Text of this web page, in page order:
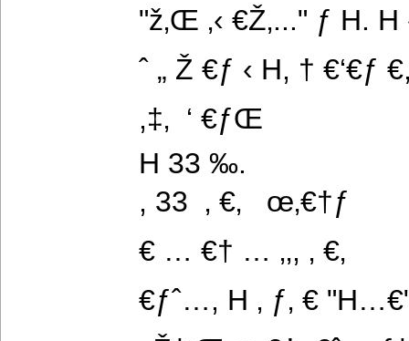
"ž‚Œ ‚‹ €Ž‚..." ƒ H. H
ˆ „ Ž €ƒ ‹ H, † €‘€ƒ €,
,‡‚  ‘ €ƒŒ
H 33 ‰.
, 33  ‚ €‚   œ‚€†ƒ
€ … €† … ‚‚, ‚ €‚
€ƒˆ…, H ‚ ƒ‚ €